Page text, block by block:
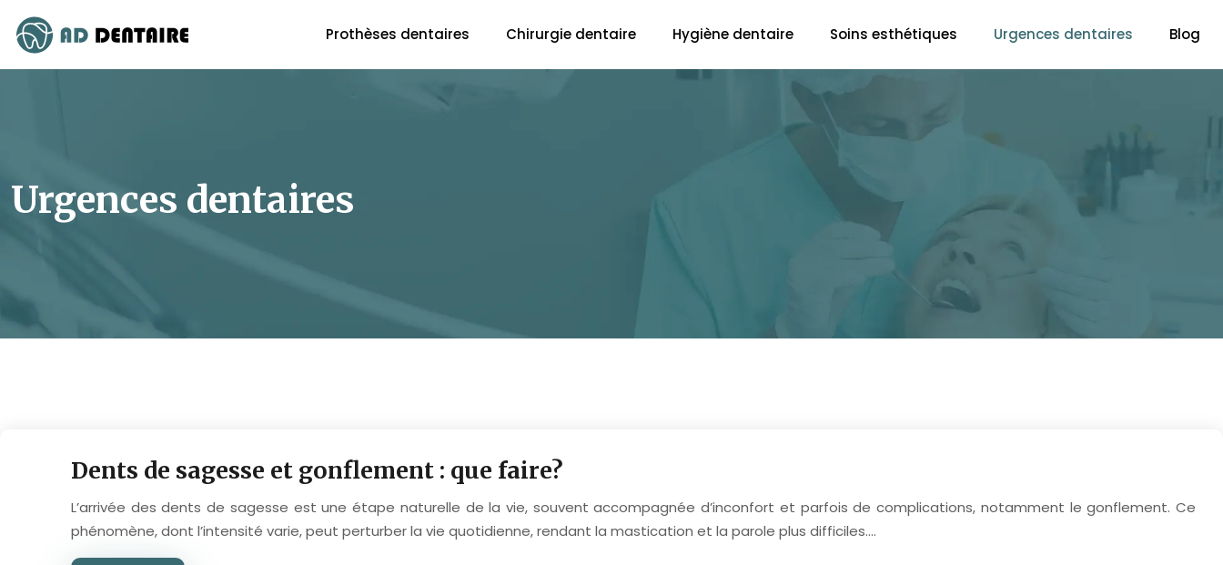
Prothèses dentaires Chirurgie dentaire Hygiène dentaire Soins esthétiques Urgences dentaires Blog
Urgences dentaires
Dents de sagesse et gonflement : que faire?
L’arrivée des dents de sagesse est une étape naturelle de la vie, souvent accompagnée d’inconfort et parfois de complications, notamment le gonflement. Ce
phénomène, dont l’intensité varie, peut perturber la vie quotidienne, rendant la mastication et la parole plus difficiles….